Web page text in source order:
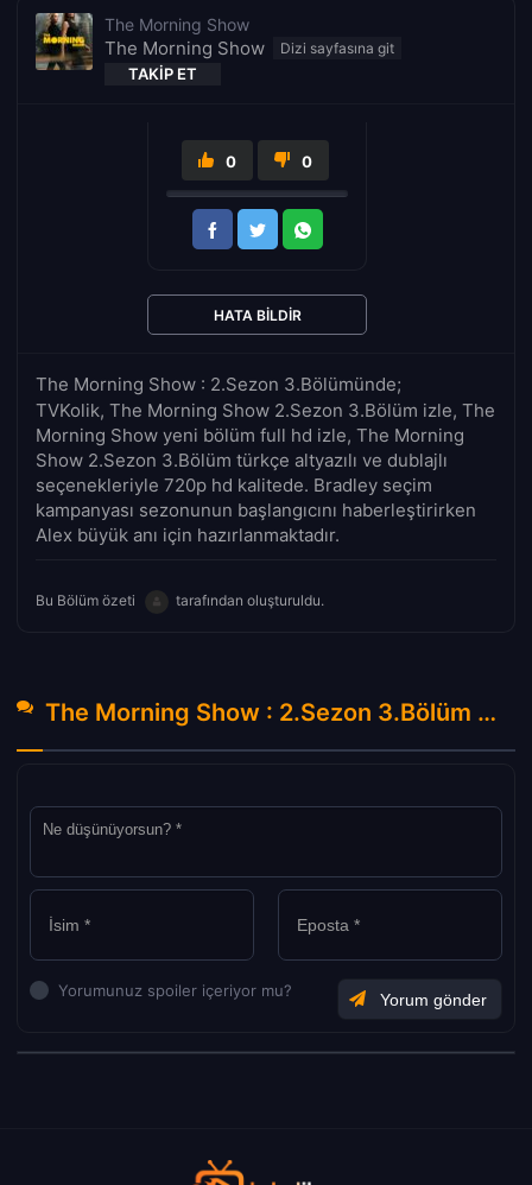
The Morning Show
The Morning Show
TAKIP ET
The Morning Show : 2.Sezon 3.Bölümünde;
TVKolik, The Morning Show 2.Sezon 3.Bölüm izle, The
Morning Show yeni bölüm full hd izle, The Morning
Show 2.Sezon 3.Bölüm türkçe altyazılı ve dublajlı
seçenekleriyle 720p hd kalitede. Bradley seçim
kampanyası sezonunun başlangıcını haberleştirirken
Alex büyük anı için hazırlanmaktadır.
Bu Bölüm özeti tarafından oluşturuldu.
0 0
HATA BILDIR
The Morning Show : 2.Sezon 3.Bölüm Hakkında Yorumlar
Yorumunuz spoiler içeriyor mu?